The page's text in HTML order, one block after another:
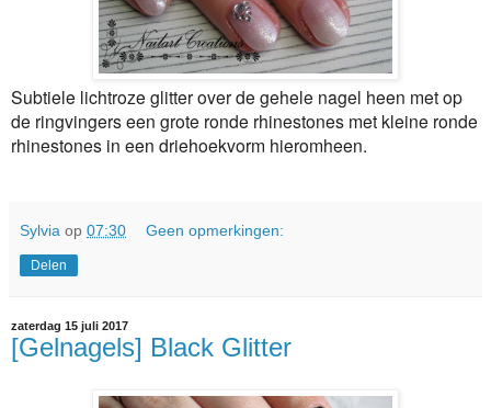
Subtiele lichtroze glitter over de gehele nagel heen met op
de ringvingers een grote ronde rhinestones met kleine ronde
rhinestones in een driehoekvorm hieromheen.
Sylvia op 07:30 Geen opmerkingen:
Delen
zaterdag 15 juli 2017
[Gelnagels] Black Glitter